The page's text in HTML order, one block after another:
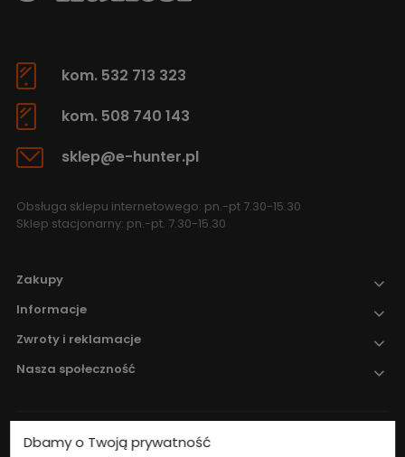
kom. 532 713 323
kom. 508 740 143
sklep@e-hunter.pl
Obsługa sklepu internetowego: pn.-pt 7.30-15.30
Sklep stacjonarny: pn.-pt. 7.30-15.30
Zakupy
Informacje
Zwroty i reklamacje
Nasza społeczność
Nadzór nad obrotem produktami
Dbamy o Twoją prywatność